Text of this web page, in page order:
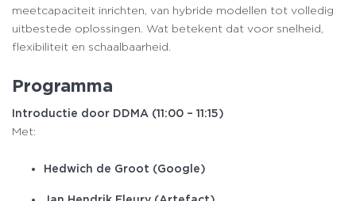
meetcapaciteit inrichten, van hybride modellen tot volledig
uitbestede oplossingen. Wat betekent dat voor snelheid,
flexibiliteit en schaalbaarheid.
Programma
Introductie door DDMA (11:00 – 11:15)
Met:
Hedwich de Groot (Google)